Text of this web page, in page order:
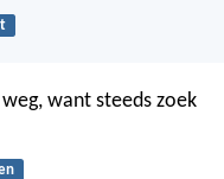
want steeds zoek